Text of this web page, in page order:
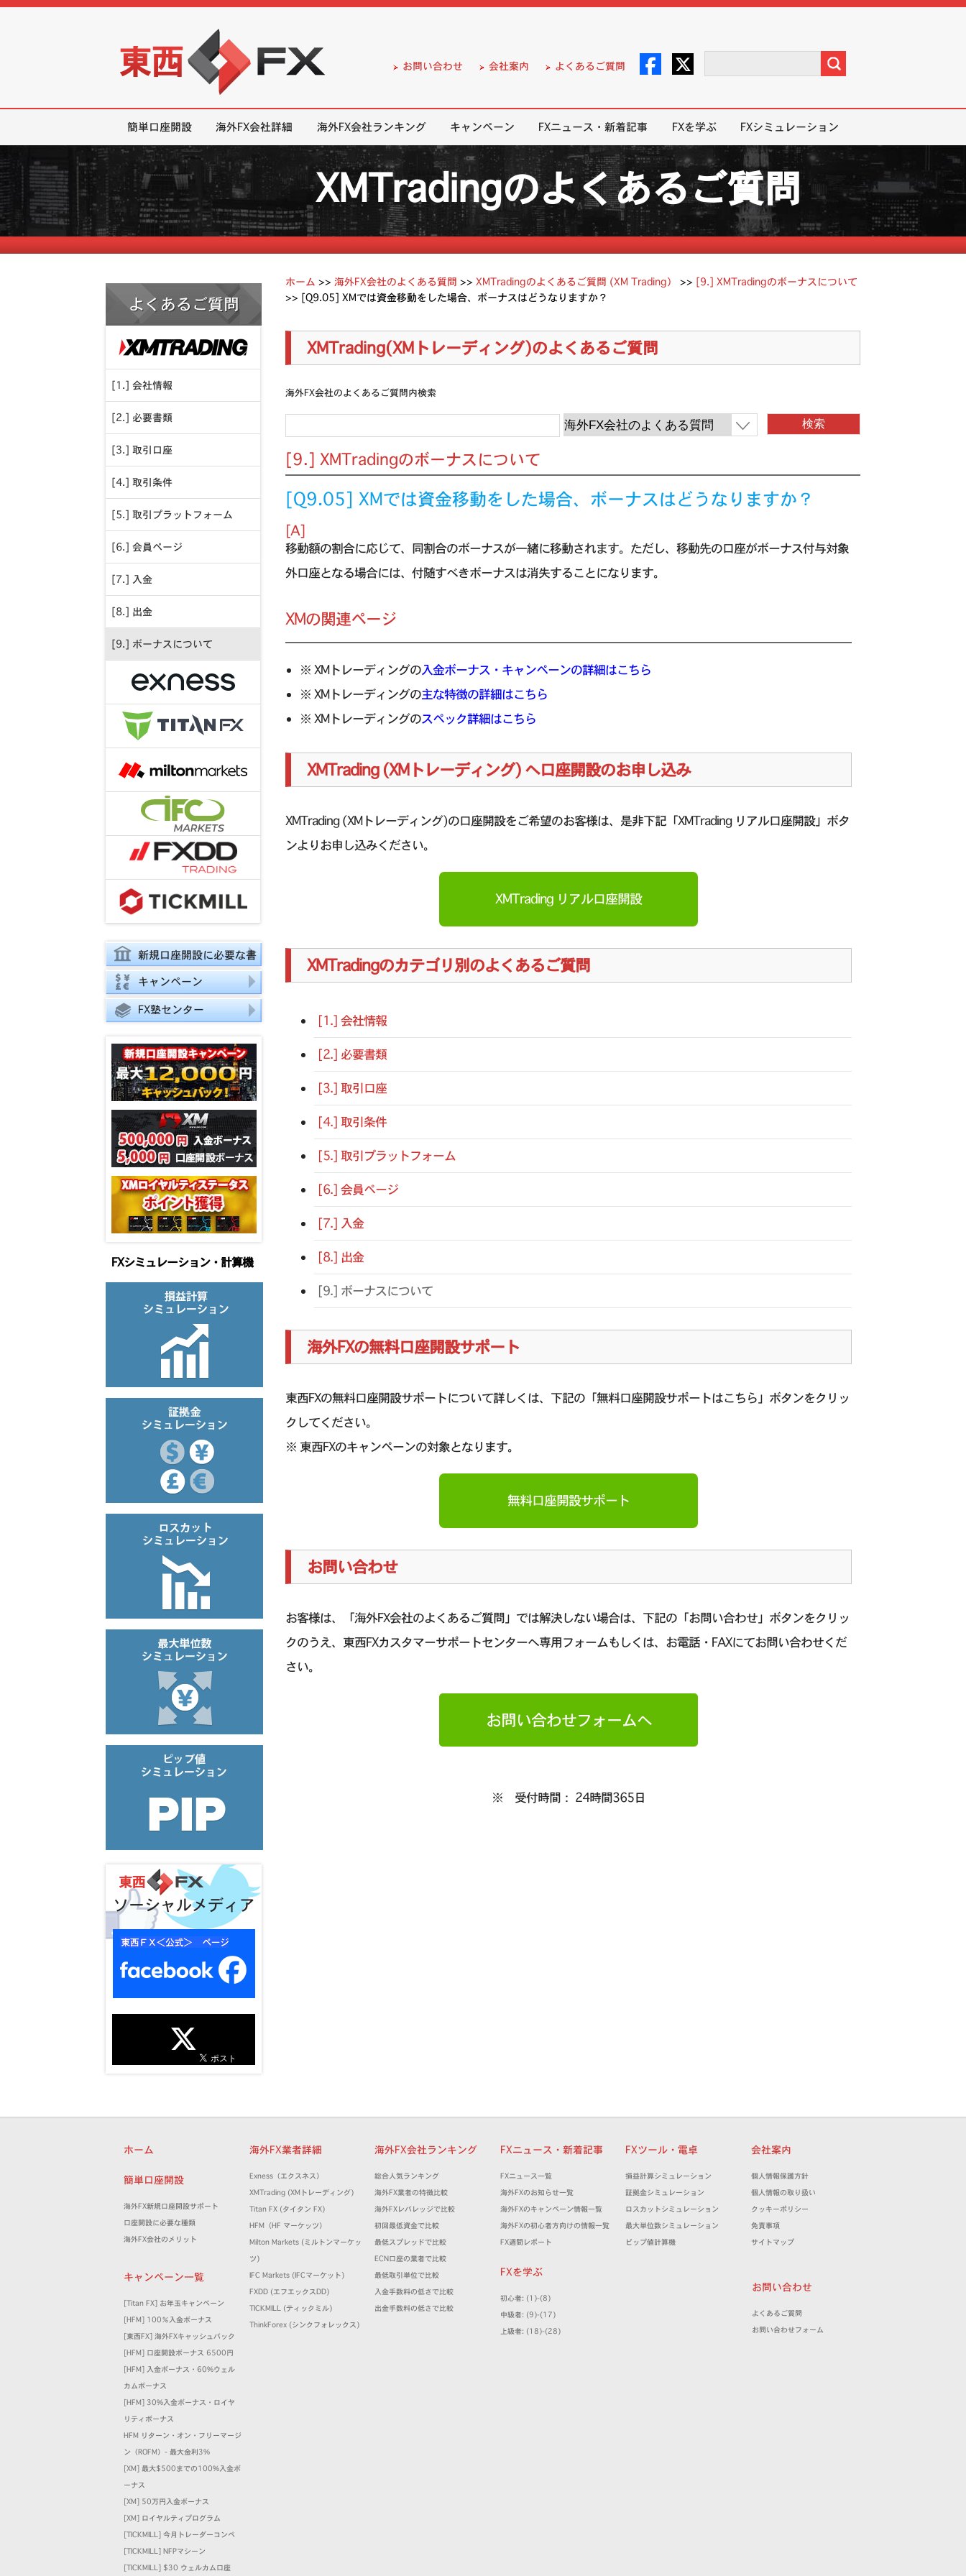
お問い合わせ 会社案内 よくあるご質問
簡単口座開設 海外FX会社詳細 海外FX会社ランキング キャンペーン FXニュース・新着記事 FXを学ぶ FXシミュレーション
XMTradingのよくあるご質問
よくあるご質問
[1.] 会社情報
[2.] 必要書類
[3.] 取引口座
[4.] 取引条件
[5.] 取引プラットフォーム
[6.] 会員ページ
[7.] 入金
[8.] 出金
[9.] ボーナスについて
新規口座開設に必要な書
類
キャンペーン
FX塾センター
FXシミュレーション・計算機
ソーシャルメディア
ホーム >> 海外FX会社のよくある質問 >> XMTradingのよくあるご質問 (XM Trading） >> [9.] XMTradingのボーナスについて
>> [Q9.05] XMでは資金移動をした場合、ボーナスはどうなりますか？
XMTrading(XMトレーディング)のよくあるご質問
海外FX会社のよくあるご質問内検索
[9.] XMTradingのボーナスについて
[Q9.05] XMでは資金移動をした場合、ボーナスはどうなりますか？
[A]
移動額の割合に応じて、同割合のボーナスが一緒に移動されます。ただし、移動先の口座がボーナス付与対象
外口座となる場合には、付随すべきボーナスは消失することになります。
XMの関連ページ
※ XMトレーディングの入金ボーナス・キャンペーンの詳細はこちら
※ XMトレーディングの主な特徴の詳細はこちら
※ XMトレーディングのスペック詳細はこちら
XMTrading (XMトレーディング) へ口座開設のお申し込み
XMTrading (XMトレーディング)の口座開設をご希望のお客様は、是非下記「XMTrading リアル口座開設」ボタ
ンよりお申し込みください。
XMTrading リアル口座開設
XMTradingのカテゴリ別のよくあるご質問
[1.] 会社情報
[2.] 必要書類
[3.] 取引口座
[4.] 取引条件
[5.] 取引プラットフォーム
[6.] 会員ページ
[7.] 入金
[8.] 出金
[9.] ボーナスについて
海外FXの無料口座開設サポート
東西FXの無料口座開設サポートについて詳しくは、下記の「無料口座開設サポートはこちら」ボタンをクリッ
クしてください。
※ 東西FXのキャンペーンの対象となります。
無料口座開設サポート
お問い合わせ
お客様は、「海外FX会社のよくあるご質問」では解決しない場合は、下記の「お問い合わせ」ボタンをクリッ
クのうえ、東西FXカスタマーサポートセンターへ専用フォームもしくは、お電話・FAXにてお問い合わせくだ
さい。
お問い合わせフォームへ
※ 受付時間： 24時間365日
ホーム 海外FX業者詳細
Exness（エクスネス）
XMTrading (XMトレーディング)
Titan FX (タイタン FX)
HFM（HF マーケッツ）
Milton Markets (ミルトンマーケッ
ツ)
IFC Markets (IFCマーケット)
FXDD (エフエックスDD)
TICKMILL (ティックミル)
ThinkForex (シンクフォレックス)
海外FX会社ランキング
総合人気ランキング
海外FX業者の特徴比較
海外FXレバレッジで比較
初回最低資金で比較
最低スプレッドで比較
ECN口座の業者で比較
最低取引単位で比較
入金手数料の低さで比較
出金手数料の低さで比較
FXニュース・新着記事
FXニュース一覧
海外FXのお知らせ一覧
海外FXのキャンペーン情報一覧
海外FXの初心者方向けの情報一覧
FX週間レポート
FXツール・電卓
損益計算シミュレーション
証拠金シミュレーション
ロスカットシミュレーション
最大単位数シミュレーション
ピップ値計算機
会社案内
個人情報保護方針
個人情報の取り扱い
クッキーポリシー
免責事項
サイトマップ
簡単口座開設
海外FX新規口座開設サポート
口座開設に必要な種類
海外FX会社のメリット
キャンペーン一覧
[Titan FX] お年玉キャンペーン
[HFM] 100％入金ボーナス
[東西FX] 海外FXキャッシュバック
[HFM] 口座開設ボーナス 6500円
[HFM] 入金ボーナス・60%ウェル
カムボーナス
[HFM] 30%入金ボーナス・ロイヤ
リティボーナス
HFM リターン・オン・フリーマージ
ン（ROFM）- 最大金利3%
[XM] 最大$500までの100%入金ボ
ーナス
[XM] 50万円入金ボーナス
[XM] ロイヤルティプログラム
[TICKMILL] 今月トレーダーコンペ
[TICKMILL] NFPマシーン
[TICKMILL] $30 ウェルカム口座
FXを学ぶ
初心者: (1)-(8)
中級者: (9)-(17)
上級者: (18)-(28)
お問い合わせ
よくあるご質問
お問い合わせフォーム